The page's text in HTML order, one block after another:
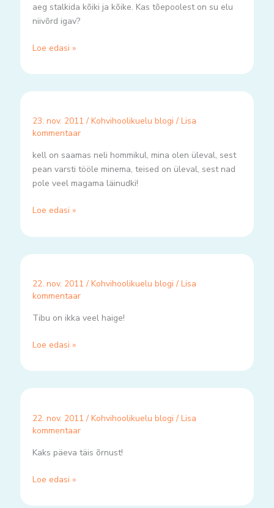
aeg stalkida kõiki ja kõike. Kas tõepoolest on su elu
niivõrd igav?
Loe edasi »
23. nov. 2011 / Kohvihoolikuelu blogi / Lisa
kommentaar
kell on saamas neli hommikul, mina olen üleval, sest
pean varsti tööle minema, teised on üleval, sest nad
pole veel magama läinudki!
Loe edasi »
22. nov. 2011 / Kohvihoolikuelu blogi / Lisa
kommentaar
Tibu on ikka veel haige!
Loe edasi »
22. nov. 2011 / Kohvihoolikuelu blogi / Lisa
kommentaar
Kaks päeva täis õrnust!
Loe edasi »